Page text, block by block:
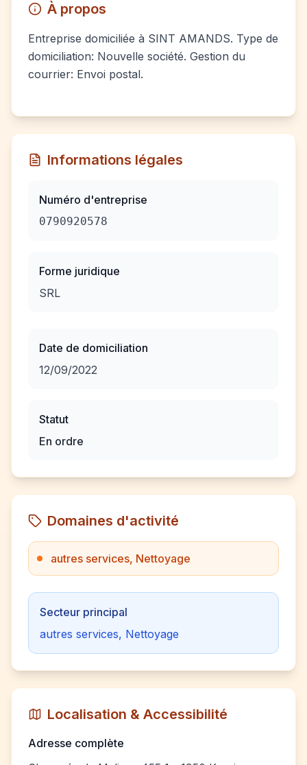
À propos
Entreprise domiciliée à SINT AMANDS. Type de
domiciliation: Nouvelle société. Gestion du
courrier: Envoi postal.
Informations légales
Numéro d'entreprise
0790920578
Forme juridique
SRL
Date de domiciliation
12/09/2022
Statut
En ordre
Domaines d'activité
autres services, Nettoyage
Secteur principal
autres services, Nettoyage
Localisation & Accessibilité
Adresse complète